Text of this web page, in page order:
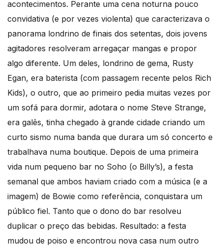
acontecimentos. Perante uma cena noturna pouco
convidativa (e por vezes violenta) que caracterizava o
panorama londrino de finais dos setentas, dois jovens
agitadores resolveram arregaçar mangas e propor
algo diferente. Um deles, londrino de gema, Rusty
Egan, era baterista (com passagem recente pelos Rich
Kids), o outro, que ao primeiro pedia muitas vezes por
um sofá para dormir, adotara o nome Steve Strange,
era galês, tinha chegado à grande cidade criando um
curto sismo numa banda que durara um só concerto e
trabalhava numa boutique. Depois de uma primeira
vida num pequeno bar no Soho (o Billy’s), a festa
semanal que ambos haviam criado com a música (e a
imagem) de Bowie como referência, conquistara um
público fiel. Tanto que o dono do bar resolveu
duplicar o preço das bebidas. Resultado: a festa
mudou de poiso e encontrou nova casa num outro